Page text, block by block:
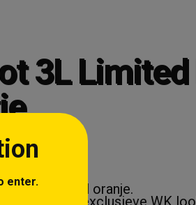
3L
Niet normaal oranje.
komt in een exclusieve WK
enter.